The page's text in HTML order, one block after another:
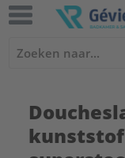
kunststof